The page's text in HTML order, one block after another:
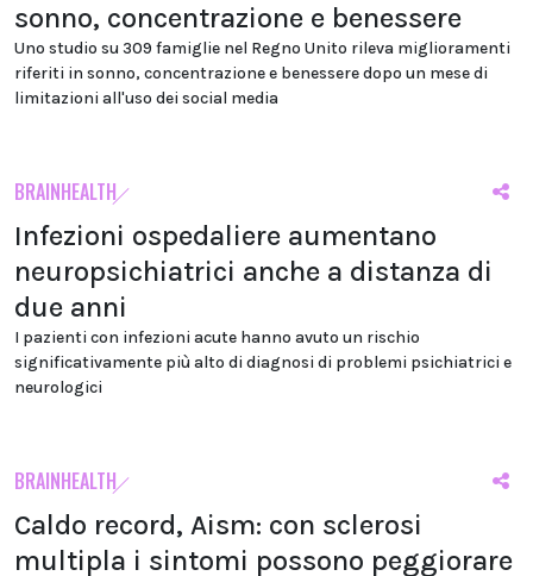
sonno, concentrazione e benessere
Uno studio su 309 famiglie nel Regno Unito rileva miglioramenti
riferiti in sonno, concentrazione e benessere dopo un mese di
limitazioni all'uso dei social media
BRAINHEALTH
Infezioni ospedaliere aumentano
neuropsichiatrici anche a distanza di
due anni
I pazienti con infezioni acute hanno avuto un rischio
significativamente più alto di diagnosi di problemi psichiatrici e
neurologici
BRAINHEALTH
Caldo record, Aism: con sclerosi
multipla i sintomi possono peggiorare